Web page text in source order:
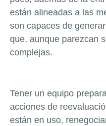
están alineadas a las
son capaces de
que, aunque parezcan
complejas.
Tener un equipo
acciones de
están en uso,